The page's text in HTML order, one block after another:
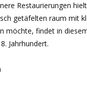
Restaurierungen
getäfelten raum mit
möchte, findet in
Jahrhundert.